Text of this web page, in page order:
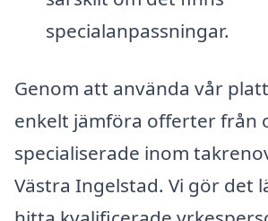
specialanpassningar.
Genom att använda vår
enkelt jämföra offerter från
specialiserade inom
Västra Ingelstad. Vi gör det